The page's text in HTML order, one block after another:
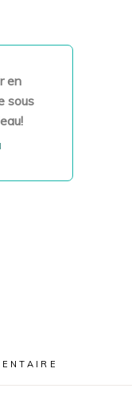
en
sous